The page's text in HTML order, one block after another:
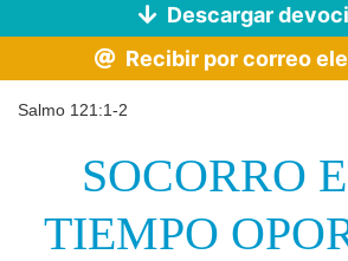
Descargar
Recibir por correo
Salmo 121:1-2
SOCORRO
TIEMPO